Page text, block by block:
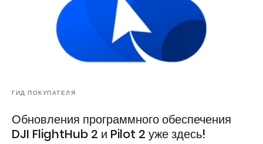
ГИД ПОКУПАТЕЛЯ
Обновления программного обеспечения
DJI FlightHub 2 и Pilot 2 уже здесь!